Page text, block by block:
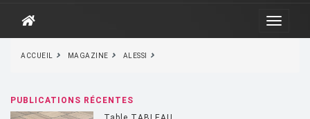
ACCUEIL MAGAZINE ALESSI
PUBLICATIONS RÉCENTES